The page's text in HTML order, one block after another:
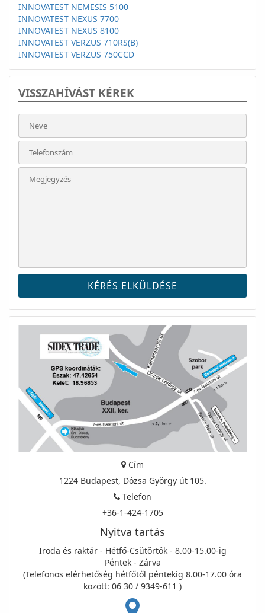
INNOVATEST NEMESIS 5100
INNOVATEST NEXUS 7700
INNOVATEST NEXUS 8100
INNOVATEST VERZUS 710RS(B)
INNOVATEST VERZUS 750CCD
VISSZAHÍVÁST KÉREK
Cím
1224 Budapest, Dózsa György út 105.
Telefon
+36-1-424-1705
Nyitva tartás
Iroda és raktár - Hétfő-Csütörtök - 8.00-15.00-ig
Péntek - Zárva
(Telefonos elérhetőség hétfőtől péntekig 8.00-17.00 óra
között: 06 30 / 9349-611 )